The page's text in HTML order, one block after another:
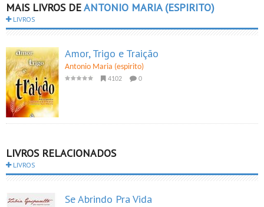
MAIS LIVROS DEANTONIO MARIA (ESPIRITO)
LIVROS
Amor, Trigo e Traição
Antonio Maria (espirito)
4102 0
LIVROS RELACIONADOS
LIVROS
Se Abrindo Pra Vida